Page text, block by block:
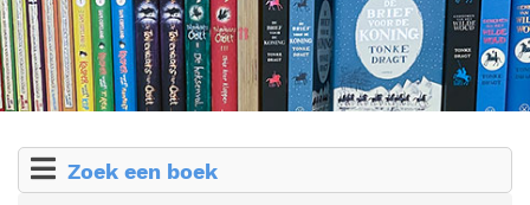
Zoek een boek